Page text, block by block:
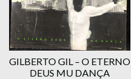
GILBERTO GIL – O ETERNO
DEUS MU DANÇA